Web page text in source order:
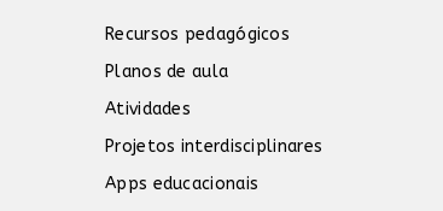
Recursos pedagógicos
Planos de aula
Atividades
Projetos interdisciplinares
Apps educacionais